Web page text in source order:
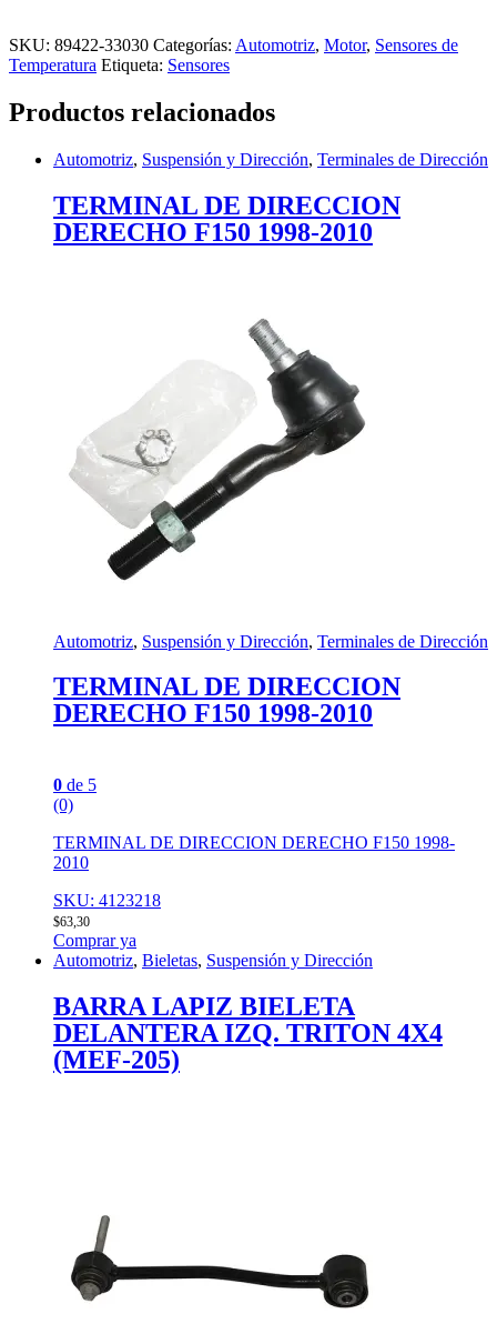
SKU: 89422-33030 Categorías: Automotriz, Motor, Sensores de
Temperatura Etiqueta: Sensores
Productos relacionados
Automotriz, Suspensión y Dirección, Terminales de Dirección
TERMINAL DE DIRECCION
DERECHO F150 1998-2010
Automotriz, Suspensión y Dirección, Terminales de Dirección
TERMINAL DE DIRECCION
DERECHO F150 1998-2010
0 de 5
(0)
TERMINAL DE DIRECCION DERECHO F150 1998-
2010
SKU: 4123218
$63,30
Comprar ya
Automotriz, Bieletas, Suspensión y Dirección
BARRA LAPIZ BIELETA
DELANTERA IZQ. TRITON 4X4
(MEF-205)